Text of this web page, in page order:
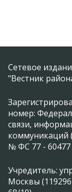
Сетевое
"Вестник
номер:
связи,
коммуникаций
№ ФС 77 - 60477
Учредитель:
Москвы